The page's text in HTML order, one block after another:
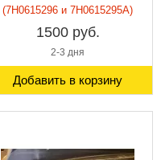
(7H0615296 и 7H0615295A)
1500 руб.
2-3 дня
Добавить в корзину